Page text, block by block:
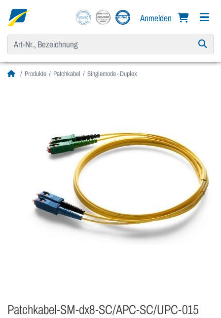
Anmelden
Produkte Patchkabel Singlemode - Duplex
Patchkabel-SM-dx8-SC/APC-SC/UPC-015